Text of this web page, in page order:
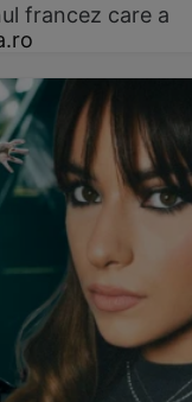
francez care a